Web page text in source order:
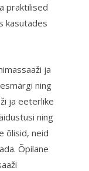
praktilised
kasutades
ja
ning
ja eeterlike
ning
õlisid, neid
Õpilane